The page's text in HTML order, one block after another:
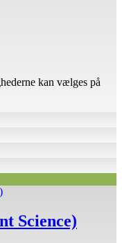
kan vælges på
Science)